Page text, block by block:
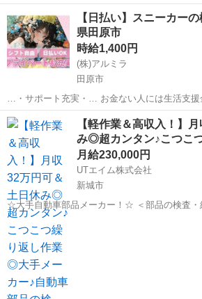
事にしたい！」 そんな方にピッタリ！ 土日休みのお仕事なので 家族
倉庫
【日払い】スニーカー
県田原市
時給1,400円
(株)アルミラ
田原市
…・サポート充実・… お金ない人には生活支援金 携帯ない人にはレン
タル 住む場所がない方には 即日入寮も相談可能です！ もし、できな
い場合は 宿泊施設代をお渡しします
愛知 倉庫 時給
【軽作業＆高収入！】
み◎超カンタン♪こつこ
月給230,000円
UTエイム株式会社
新城市
☆大手自動車部品メーカー！☆ ＜部品の検査・組立て＞ ガ
たい方必見！ 人気のコツコツ軽作業で高収入！
は部品製造から始めてみませんか？ 自動車の安
新城市